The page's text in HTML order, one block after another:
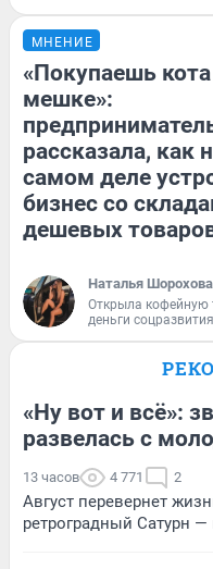
МНЕНИЕ
«Покупаешь
мешке»:
рассказала, как
самом деле
бизнес со
дешевых
Наталья Шорохова
Открыла кофейную
деньги соцразвития
«Ну вот и всё»:
развелась с
13 часов 4 771 2
Август перевернет
ретроградный Сатурн —